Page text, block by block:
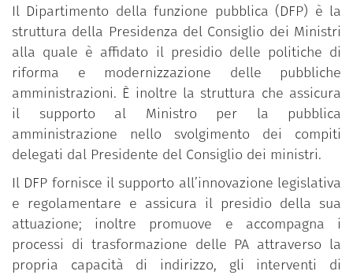
Il Dipartimento della funzione pubblica (DFP) è la
struttura della Presidenza del Consiglio dei Ministri
alla quale è affidato il presidio delle politiche di
riforma e modernizzazione delle pubbliche
amministrazioni. È inoltre la struttura che assicura
il supporto al Ministro per la pubblica
amministrazione nello svolgimento dei compiti
delegati dal Presidente del Consiglio dei ministri.
Il DFP fornisce il supporto all’innovazione legislativa
e regolamentare e assicura il presidio della sua
attuazione; inoltre promuove e accompagna i
processi di trasformazione delle PA attraverso la
propria capacità di indirizzo, gli interventi di